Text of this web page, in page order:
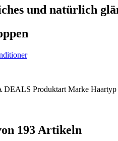
und natürlich
DEALS Produktart Marke Haartyp
193 Artikeln